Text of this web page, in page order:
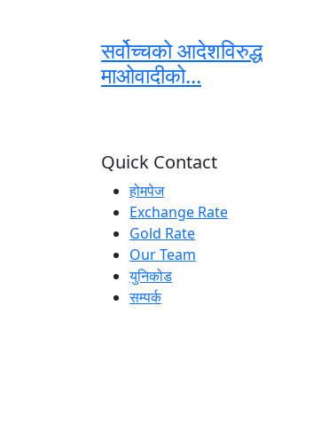
सर्वोच्चको आदेशविरुद्ध
माओवादीको...
Quick Contact
होमपेज
Exchange Rate
Gold Rate
Our Team
युनिकोड
सम्पर्क